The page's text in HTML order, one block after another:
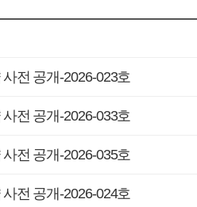
전 공개-2026-023호
전 공개-2026-033호
전 공개-2026-035호
전 공개-2026-024호